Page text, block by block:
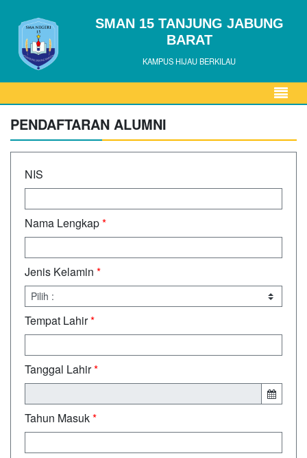
SMAN 15 TANJUNG JABUNG
BARAT
KAMPUS HIJAU BERKILAU
PENDAFTARAN ALUMNI
NIS
Nama Lengkap*
Jenis Kelamin *
Tempat Lahir*
Tanggal Lahir*
Tahun Masuk*